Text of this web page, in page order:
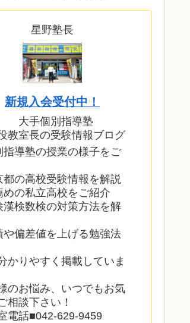
星野塾長
新規入会受付中！
個別指導塾
教室長の受験情報ブログ
指導塾の授業の様子をご
都の高校受験情報を解説
めの私立高校をご紹介
漢検数検の対策方法を解
や偏差値を上げる勉強法
りやすく掲載していま
のお悩み、いつでもお気
相談下さい！
電話■042-629-9459